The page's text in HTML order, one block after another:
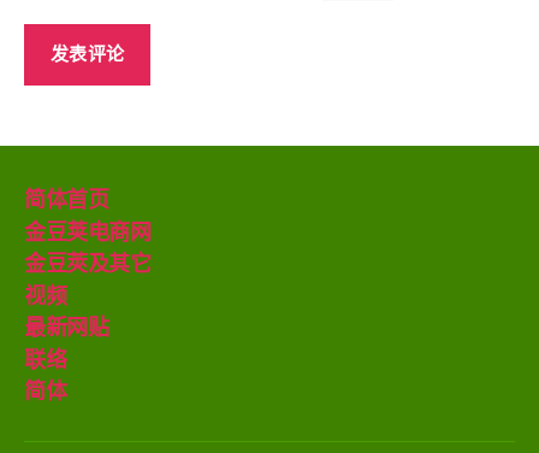
简体首页
金豆荚电商网
金豆莢及其它
视频
最新网贴
联络
简体